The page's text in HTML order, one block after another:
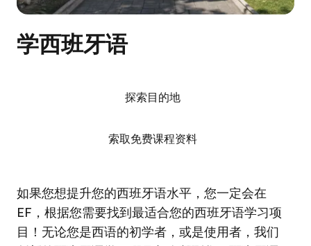
学西班牙语
如果您想提升您的西班牙语水平，您一定会在
EF，根据您需要找到最适合您的西班牙语学习项
目！无论您是西语的初学者，或是使用者，我们
探索目的地
索取免费课程资料